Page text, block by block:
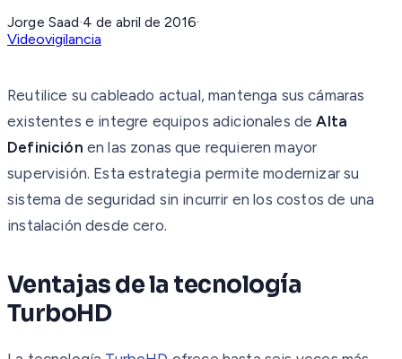
Jorge Saad·4 de abril de 2016·
Videovigilancia
Reutilice su cableado actual, mantenga sus cámaras
existentes e integre equipos adicionales deAlta
Definición en las zonas que requieren mayor
supervisión. Esta estrategia permite modernizar su
sistema de seguridad sin incurrir en los costos de una
instalación desde cero.
Ventajas de la tecnología
TurboHD